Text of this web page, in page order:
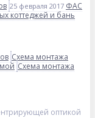
25 февраля 2017 ФАС
коттеджей и бань
Схема монтажа
Схема монтажа
оптикой